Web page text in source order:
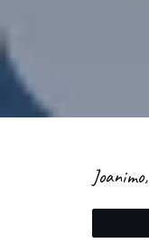
Joanimo,